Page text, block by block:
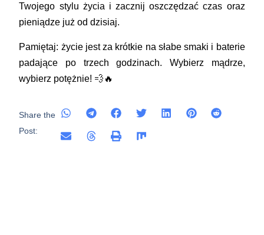
Twojego stylu życia i zacznij oszczędzać czas oraz
pieniądze już od dzisiaj.
Pamiętaj: życie jest za krótkie na słabe smaki i baterie
padające po trzech godzinach. Wybierz mądrze,
wybierz potężnie! 💨🔥
Share the
Post: